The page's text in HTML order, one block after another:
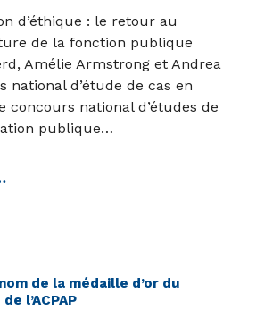
d’éthique : le retour au
de la fonction publique
Amélie Armstrong et Andrea
national d’étude de cas en
concours national d’études de
publique…
de la médaille d’or du
l’ACPAP